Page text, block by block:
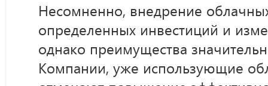
Несомненно, внедрение
определенных инвестиций и
однако преимущества
Компании, уже использующие